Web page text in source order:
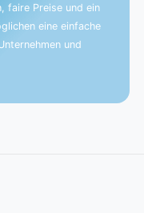
faire Preise und ein
eine einfache
und